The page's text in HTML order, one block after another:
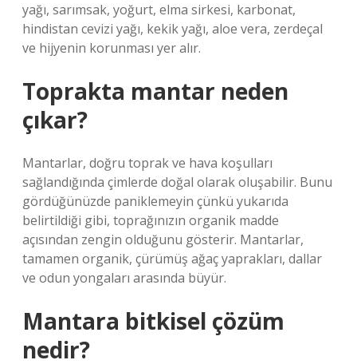
yağı, sarımsak, yoğurt, elma sirkesi, karbonat,
hindistan cevizi yağı, kekik yağı, aloe vera, zerdeçal
ve hijyenin korunması yer alır.
Toprakta mantar neden
çıkar?
Mantarlar, doğru toprak ve hava koşulları
sağlandığında çimlerde doğal olarak oluşabilir. Bunu
gördüğünüzde paniklemeyin çünkü yukarıda
belirtildiği gibi, toprağınızın organik madde
açısından zengin olduğunu gösterir. Mantarlar,
tamamen organik, çürümüş ağaç yaprakları, dallar
ve odun yongaları arasında büyür.
Mantara bitkisel çözüm
nedir?